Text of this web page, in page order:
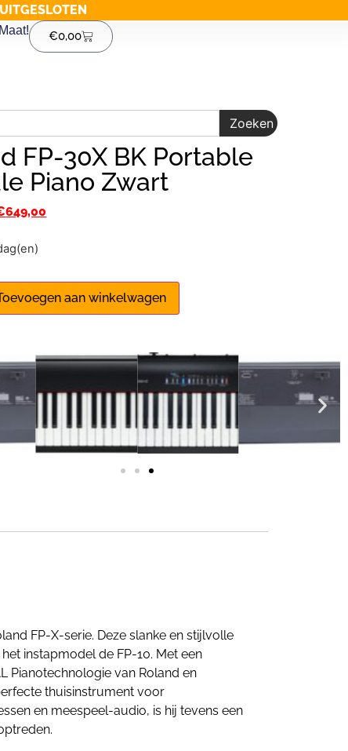
€0,00
Zoeken
FP-30X BK Portable
Piano Zwart
649,00
aan winkelwagen
FP-X-serie. Deze slanke en stijlvolle
instapmodel de FP-10. Met een
Pianotechnologie van Roland en
thuisinstrument voor
en meespeel-audio, is hij tevens een